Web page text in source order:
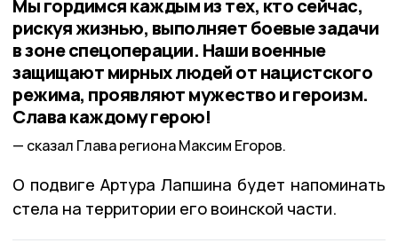
Мы гордимся каждым из тех, кто сейчас,
рискуя жизнью, выполняет боевые задачи
в зоне спецоперации. Наши военные
защищают мирных людей от нацистского
режима, проявляют мужество и героизм.
Слава каждому герою!
сказал Глава региона Максим Егоров.
О подвиге Артура Лапшина будет напоминать
стела на территории его воинской части.